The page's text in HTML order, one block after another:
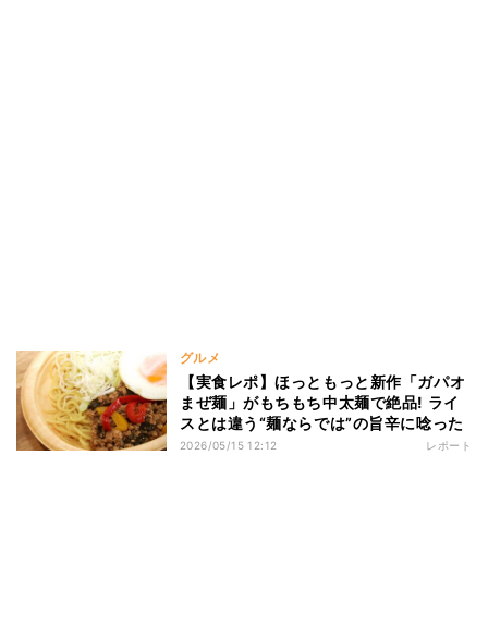
グルメ
【実食レポ】ほっともっと新作「ガパオ
まぜ麺」がもちもち中太麺で絶品! ライ
スとは違う“麺ならでは”の旨辛に唸った
2026/05/15 12:12 レポート